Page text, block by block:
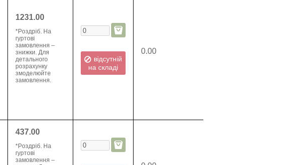
1231.00
*Pоздріб. На
гуртові
замовлення –
знижки. Для
детального
розрахунку
змоделюйте
замовлення.
відсутній
на складі
0.00
437.00
*Pоздріб. На
гуртові
замовлення –